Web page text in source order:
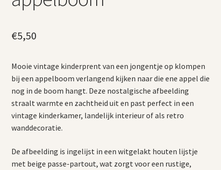
€5,50
Mooie vintage kinderprent van een jongentje op klompen
bij een appelboom verlangend kijken naar die ene appel die
nog in de boom hangt. Deze nostalgische afbeelding
straalt warmte en zachtheid uit en past perfect in een
vintage kinderkamer, landelijk interieur of als retro
wanddecoratie.
De afbeelding is ingelijst in een witgelakt houten lijstje
met beige passe-partout, wat zorgt voor een rustige,